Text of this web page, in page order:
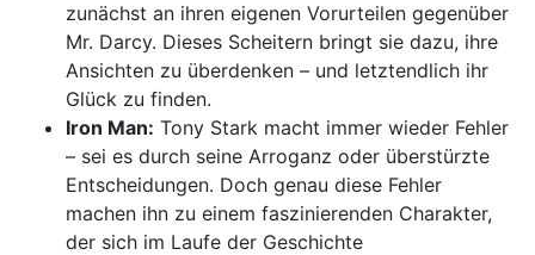
zunächst an ihren eigenen Vorurteilen gegenüber
Mr. Darcy. Dieses Scheitern bringt sie dazu, ihre
Ansichten zu überdenken – und letztendlich ihr
Glück zu finden.
Iron Man: Tony Stark macht immer wieder Fehler
– sei es durch seine Arroganz oder überstürzte
Entscheidungen. Doch genau diese Fehler
machen ihn zu einem faszinierenden Charakter,
der sich im Laufe der Geschichte